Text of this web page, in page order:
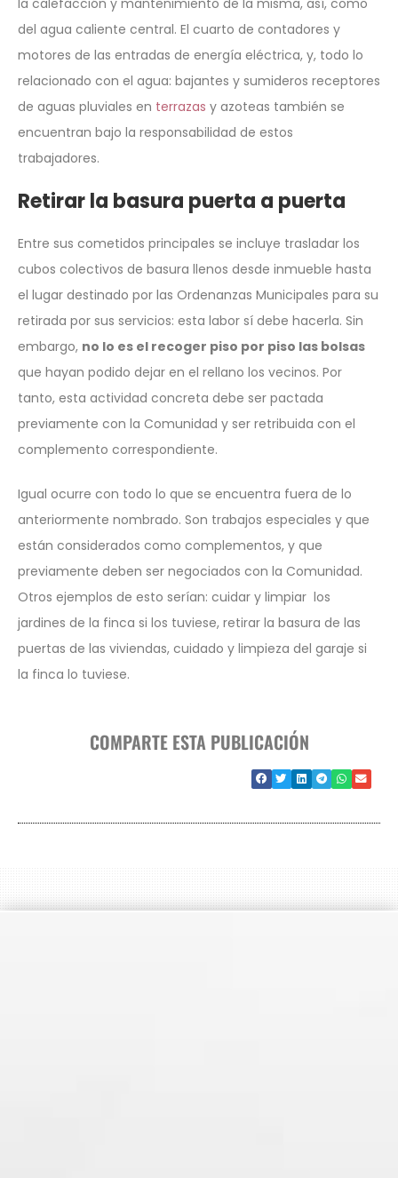
del agua caliente central. El cuarto de contadores y
motores de las entradas de energía eléctrica, y, todo lo
relacionado con el agua: bajantes y sumideros receptores
de aguas pluviales en terrazas y azoteas también se
encuentran bajo la responsabilidad de estos
trabajadores.
Retirar la basura puerta a puerta
Entre sus cometidos principales se incluye trasladar los
cubos colectivos de basura llenos desde inmueble hasta
el lugar destinado por las Ordenanzas Municipales para su
retirada por sus servicios: esta labor sí debe hacerla. Sin
embargo, no lo es el recoger piso por piso las bolsas
que hayan podido dejar en el rellano los vecinos. Por
tanto, esta actividad concreta debe ser pactada
previamente con la Comunidad y ser retribuida con el
complemento correspondiente.
Igual ocurre con todo lo que se encuentra fuera de lo
anteriormente nombrado. Son trabajos especiales y que
están considerados como complementos, y que
previamente deben ser negociados con la Comunidad.
Otros ejemplos de esto serían: cuidar y limpiar los
jardines de la finca si los tuviese, retirar la basura de las
puertas de las viviendas, cuidado y limpieza del garaje si
la finca lo tuviese.
COMPARTE ESTA PUBLICACIÓN